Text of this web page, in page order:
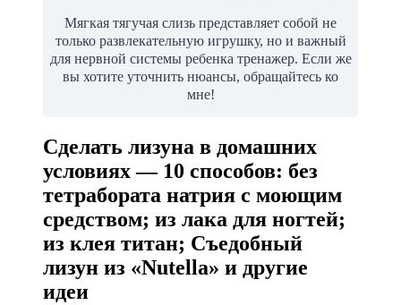
Мягкая тягучая слизь представляет собой не
только развлекательную игрушку, но и важный
для нервной системы ребенка тренажер. Если же
вы хотите уточнить нюансы, обращайтесь ко
мне!
Cделать лизуна в домашних
условиях — 10 способов: без
тетрабората натрия с моющим
средством; из лака для ногтей;
из клея титан; Съедобный
лизун из «Nutella» и другие
идеи